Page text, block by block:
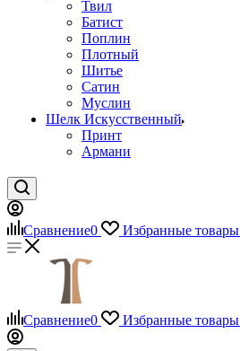
Твил
Батист
Поплин
Плотный
Шитье
Сатин
Муслин
Шелк Искусственный
Принт
Армани
Сравнение0 Избранные товары
Сравнение0 Избранные товары